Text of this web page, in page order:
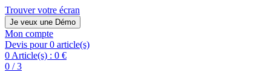
Trouver votre écran
Je veux une Démo
Mon compte
Devis pour 0 article(s)
0 Article(s) : 0 €
0 / 3